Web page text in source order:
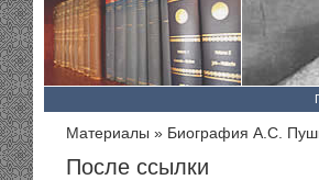
Материалы » Биография А.С.
После ссылки